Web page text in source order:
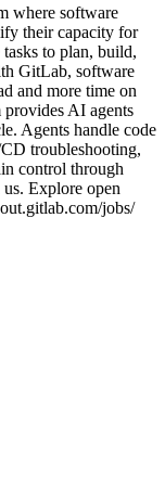
where software
their capacity for
to plan, build,
GitLab, software
and more time on
AI agents
Agents handle code
troubleshooting,
control through
Explore open
jobs/